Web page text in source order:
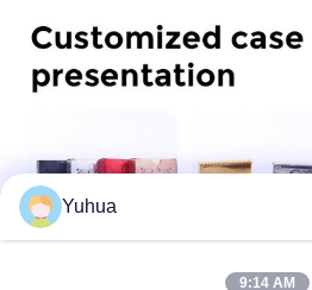
Yuhua
9:14 AM